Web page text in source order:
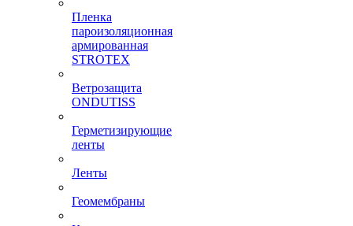
Пленка
пароизоляционная
армированная
STROTEX
Ветрозащита
ONDUTISS
Герметизирующие
ленты
Ленты
Геомембраны